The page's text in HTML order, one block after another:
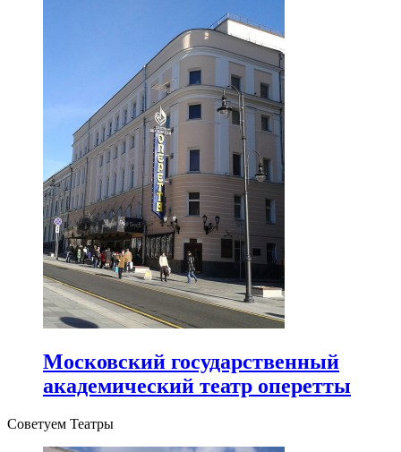
Московский государственный
академический театр оперетты
Советуем Театры